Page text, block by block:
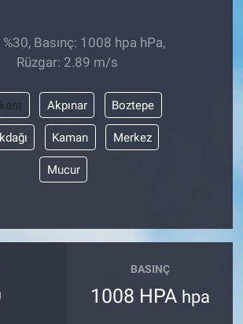
Basınç: 1008 hpa hPa,
Rüzgar: 2.89 m/s
Akpınar Boztepe
Kaman Merkez
Mucur
BASINÇ
1008 HPA hpa